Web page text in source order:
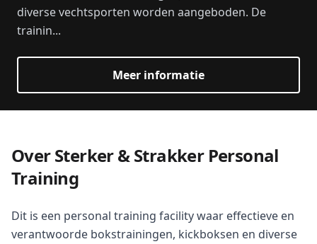
diverse vechtsporten worden aangeboden. De
trainin...
Meer informatie
Over Sterker & Strakker Personal
Training
Dit is een personal training facility waar effectieve en
verantwoorde bokstrainingen, kickboksen en diverse